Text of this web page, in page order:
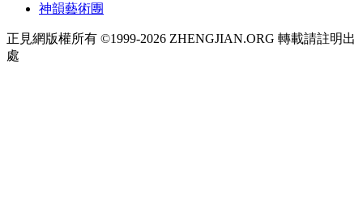
神韻藝術團
正見網版權所有 ©1999-2026 ZHENGJIAN.ORG 轉載請註明出
處